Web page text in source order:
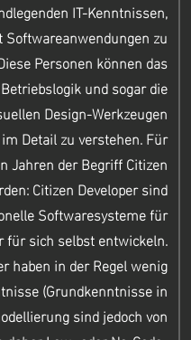
IT-Kenntnissen,
zu
Personen können das
und sogar die
Design-Werkzeugen
Detail zu verstehen.Für
Jahren der Begriff Citizen
Citizen Developer sind
Softwaresysteme für
für sich selbst entwickeln.
haben in der Regel wenig
(Grundkenntnisse in
sind jedoch von